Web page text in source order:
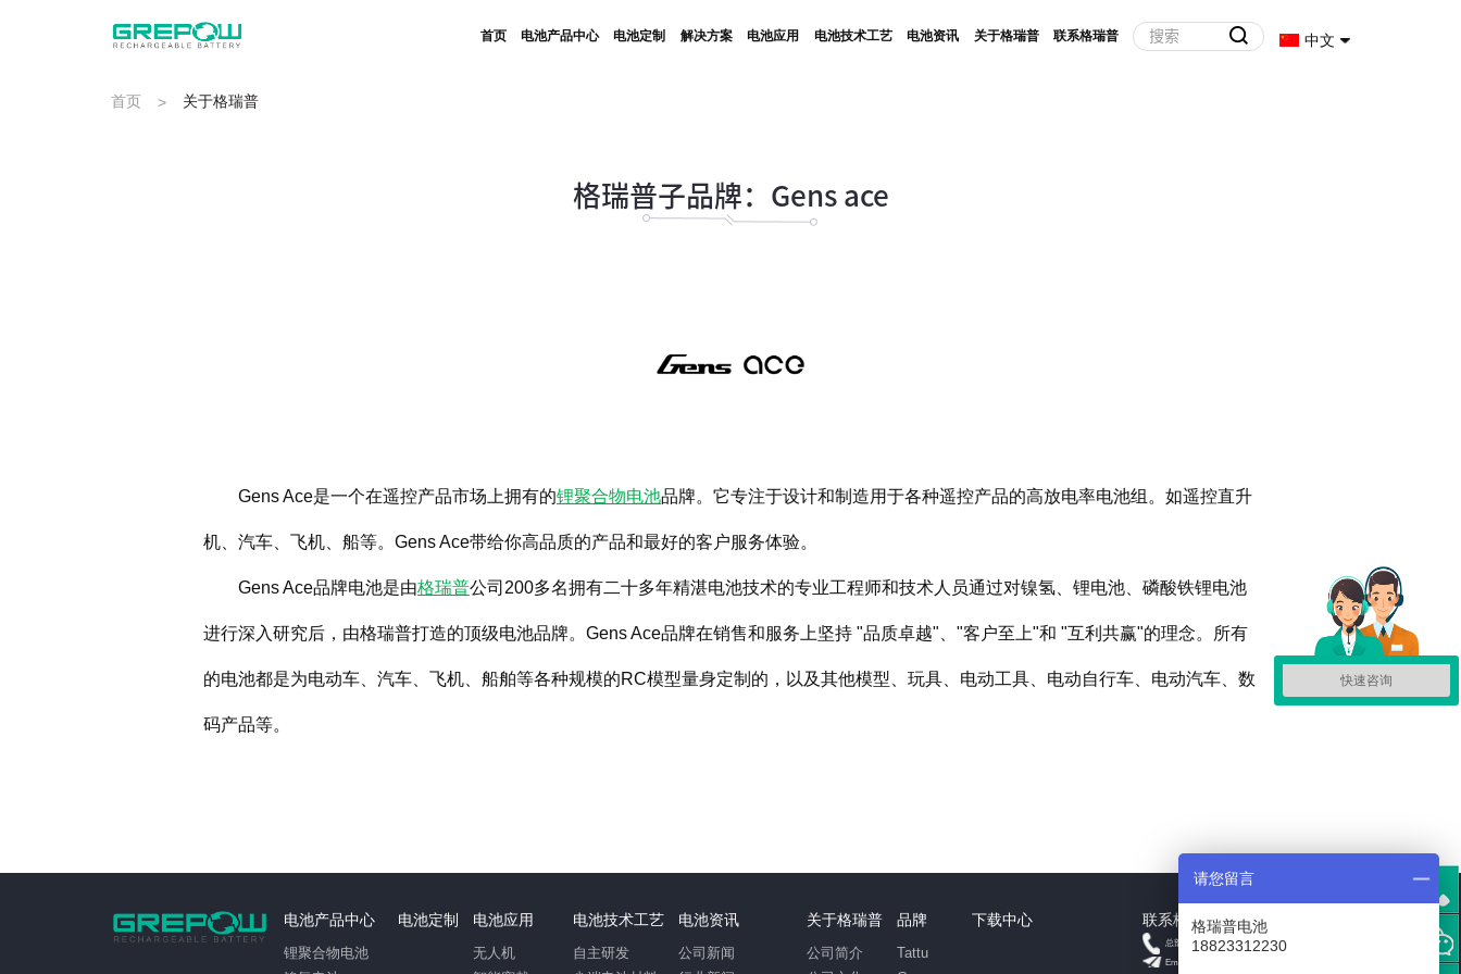
首页 电池产品中心 电池定制 解决方案 电池应用 电池技术工艺 电池资讯 关于格瑞普 联系格瑞普 中文
首页 > 关于格瑞普
格瑞普子品牌：Gens ace
Gens Ace是一个在遥控产品市场上拥有的锂聚合物电池品牌。它专注于设计和制造用于各种遥控产品的高放电率电池组。如遥控直升
机、汽车、飞机、船等。Gens Ace带给你高品质的产品和最好的客户服务体验。
Gens Ace品牌电池是由格瑞普公司200多名拥有二十多年精湛电池技术的专业工程师和技术人员通过对镍氢、锂电池、磷酸铁锂电池
进行深入研究后，由格瑞普打造的顶级电池品牌。Gens Ace品牌在销售和服务上坚持 "品质卓越"、"客户至上"和 "互利共赢"的理念。所有
的电池都是为电动车、汽车、飞机、船舶等各种规模的RC模型量身定制的，以及其他模型、玩具、电动工具、电动自行车、电动汽车、数
码产品等。
电池产品中心
锂聚合物电池
电池定制 电池应用
无人机
电池技术工艺
自主研发
电池资讯
公司新闻
关于格瑞普
公司简介
品牌
Tattu
下载中心 联系格瑞普
总部 +18823312230
Email: info@grepow.cn
快速咨询
请您留言
格瑞普电池
18823312230